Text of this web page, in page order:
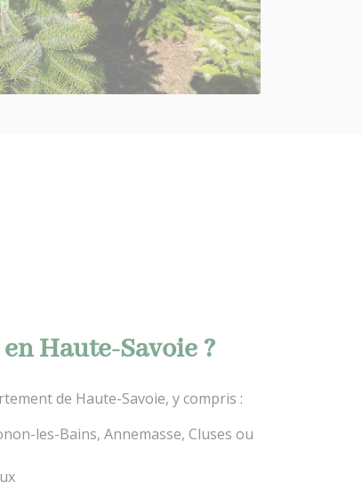
Haute-Savoie ?
de Haute-Savoie, y compris :
les-Bains, Annemasse, Cluses ou